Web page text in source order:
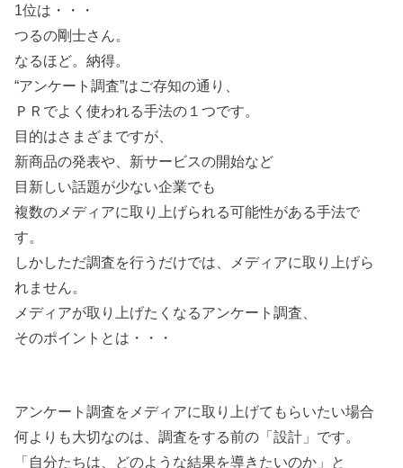
1位は・・・
つるの剛士さん。
なるほど。納得。
“アンケート調査”はご存知の通り、
ＰＲでよく使われる手法の１つです。
目的はさまざまですが、
新商品の発表や、新サービスの開始など
目新しい話題が少ない企業でも
複数のメディアに取り上げられる可能性がある手法で
す。
しかしただ調査を行うだけでは、メディアに取り上げら
れません。
メディアが取り上げたくなるアンケート調査、
そのポイントとは・・・
アンケート調査をメディアに取り上げてもらいたい場合
何よりも大切なのは、調査をする前の「設計」です。
「自分たちは、どのような結果を導きたいのか」と